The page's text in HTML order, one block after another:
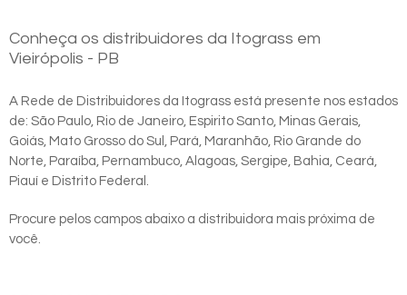
Conheça os distribuidores da Itograss em
Vieirópolis - PB
A Rede de Distribuidores da Itograss está presente nos estados
de: São Paulo, Rio de Janeiro, Espirito Santo, Minas Gerais,
Goiás, Mato Grosso do Sul, Pará, Maranhão, Rio Grande do
Norte, Paraíba, Pernambuco, Alagoas, Sergipe, Bahia, Ceará,
Piauí e Distrito Federal.
Procure pelos campos abaixo a distribuidora mais próxima de
você.